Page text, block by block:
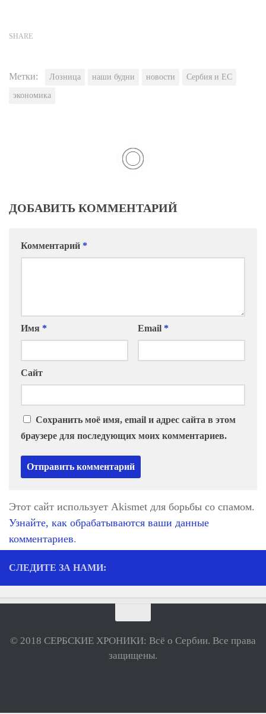
SHARE
Метки: Лозница наши будни новости Сербия и ЕС
экономика
ДОБАВИТЬ КОММЕНТАРИЙ
Комментарий *
Имя * Email *
Сайт
Сохранить моё имя, email и адрес сайта в этом
браузере для последующих моих комментариев.
Этот сайт использует Akismet для борьбы со спамом.
Узнайте, как обрабатываются ваши данные
комментариев.
СЛЕДИТЕ ЗА НАМИ:
© 2018 СЕРБСКИЕ ХРОНИКИ: Всё о Сербии. Все права
защищены.